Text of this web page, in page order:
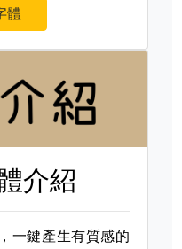
體
介紹
一鍵產生有質感的